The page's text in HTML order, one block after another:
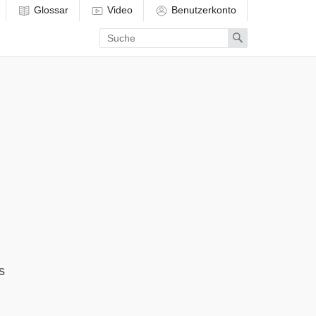
Glossar Video Benutzerkonto
Enter
search
term
Search